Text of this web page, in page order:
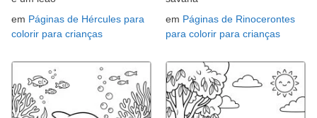
em Páginas de Hércules para
colorir para crianças
em Páginas de Rinocerontes
para colorir para crianças